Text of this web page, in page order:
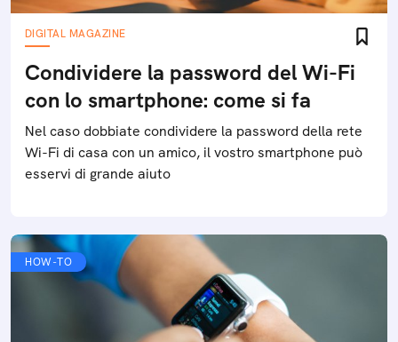
DIGITAL MAGAZINE
Condividere la password del Wi-Fi
con lo smartphone: come si fa
Nel caso dobbiate condividere la password della rete
Wi-Fi di casa con un amico, il vostro smartphone può
esservi di grande aiuto
HOW-TO